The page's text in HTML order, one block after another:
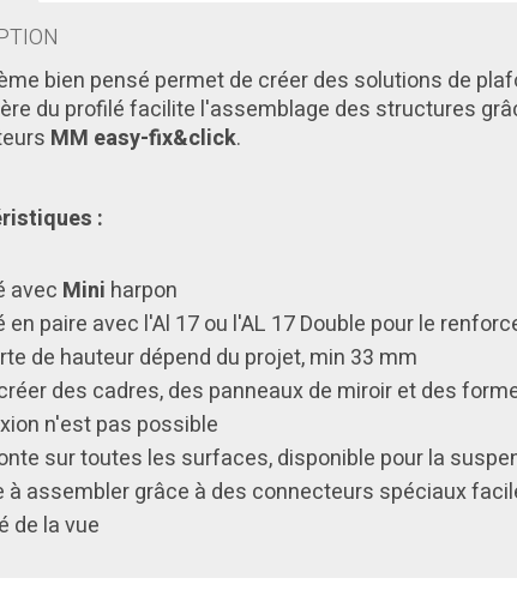
bien pensé permet de créer des solutions de
du profilé facilite l'assemblage des structures
MM easy-fix&click.
:
avec Mini harpon
en paire avec l'Al 17 ou l'AL 17 Double pour le
de hauteur dépend du projet, min 33 mm
des cadres, des panneaux de miroir et des
n'est pas possible
sur toutes les surfaces, disponible pour la
à assembler grâce à des connecteurs spéciaux
de la vue